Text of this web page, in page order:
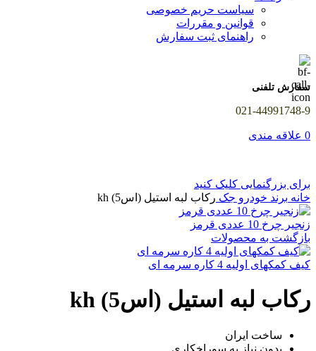
سیاست حریم خصوصی
قوانین و مقررات
راهنمای ثبت سفارش
سفارش تلفنی
021-44991748-9
0 علاقه مندی
برای بزرگنمایی کلیک کنید
خانه برند خودرو جک رکاب لبه استیل (اس5) kh
زنجیر چرخ 10 عددی قرمز
بازگشت به محصولات
کیف کمکهای اولیه 4 کاره سرمه ای
رکاب لبه استیل (اس5) kh
ساخت ایران
بدون نیاز به سوراخکاری